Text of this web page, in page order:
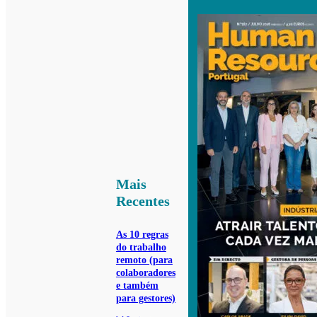
Mais
Recentes
As 10 regras
do trabalho
remoto (para
colaboradores
e também
para gestores)